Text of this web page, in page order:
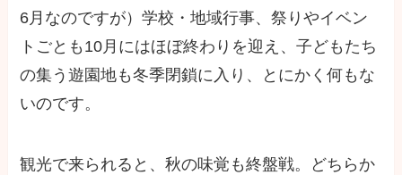
6月なのですが）学校・地域行事、祭りやイベン
トごとも10月にはほぼ終わりを迎え、子どもたち
の集う遊園地も冬季閉鎖に入り、とにかく何もな
いのです。
観光で来られると、秋の味覚も終盤戦。どちらか